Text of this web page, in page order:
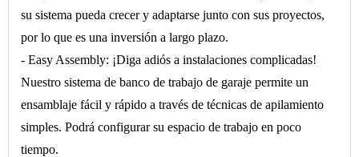
su sistema pueda crecer y adaptarse junto con sus proyectos,
por lo que es una inversión a largo plazo.
- Easy Assembly: ¡Diga adiós a instalaciones complicadas!
Nuestro sistema de banco de trabajo de garaje permite un
ensamblaje fácil y rápido a través de técnicas de apilamiento
simples. Podrá configurar su espacio de trabajo en poco
tiempo.